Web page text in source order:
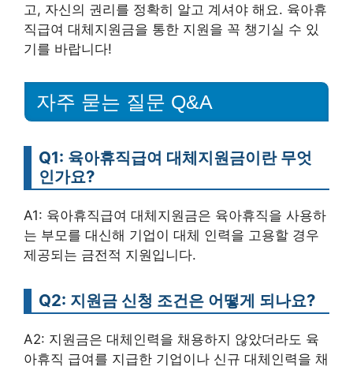
고, 자신의 권리를 정확히 알고 계셔야 해요. 육아휴
직급여 대체지원금을 통한 지원을 꼭 챙기실 수 있
기를 바랍니다!
자주 묻는 질문 Q&A
Q1: 육아휴직급여 대체지원금이란 무엇
인가요?
A1: 육아휴직급여 대체지원금은 육아휴직을 사용하
는 부모를 대신해 기업이 대체 인력을 고용할 경우
제공되는 금전적 지원입니다.
Q2: 지원금 신청 조건은 어떻게 되나요?
A2: 지원금은 대체인력을 채용하지 않았더라도 육
아휴직 급여를 지급한 기업이나 신규 대체인력을 채